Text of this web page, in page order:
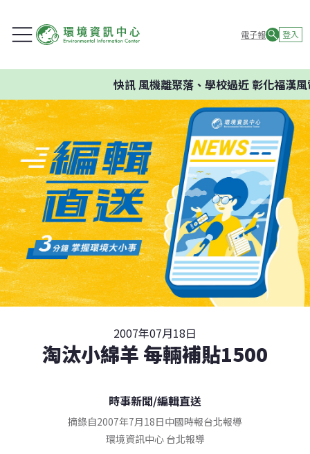
電子報 登入
快訊風機離聚落、學校過近 彰化福漢風
2007年07月18日
淘汰小綿羊 每輛補貼1500
時事新聞/編輯直送
摘錄自2007年7月18日中國時報台北報導
環境資訊中心 台北報導